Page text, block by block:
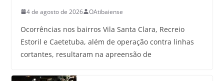
4 de agosto de 2026 OAtibaiense
Ocorrências nos bairros Vila Santa Clara, Recreio
Estoril e Caetetuba, além de operação contra linhas
cortantes, resultaram na apreensão de